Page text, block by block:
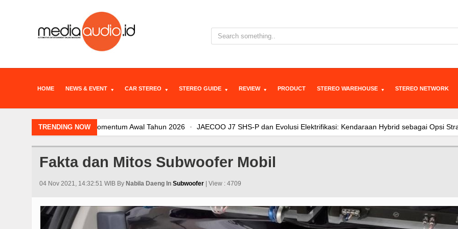
HOME NEWS & EVENT CAR STEREO STEREO GUIDE REVIEW PRODUCT STEREO WAREHOUSE STEREO NETWORK
TRENDING NOW JAECOO J7 SHS-P dan Evolusi Elektrifikasi: Kendaraan Hybrid sebagai Opsi Strategis untuk Indonesia
Arsitektur Kendaraan Listrik BYD dalam Menembus Batas Mobilitas Masa Depan: Integrasi Kecerdasan Tek
JAECOO J5 EV Jadi Model SUV EV Terlaris di Indonesia, Perkuat Momentum Awal Tahun 2026
Satu Tahun di Indonesia, JAECOO Mantapkan Diri Sebagai Brand SUV Premium yang Tumbuh Cepat Lewat
Fakta dan Mitos Subwoofer Mobil
04 Nov 2021, 14:32:51 WIB By Nabila Daeng In Subwoofer | View : 4709